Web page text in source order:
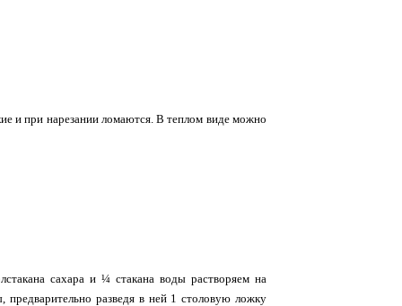
и при нарезании ломаются. В теплом виде можно
сахара и ¼ стакана воды растворяем на
предварительно разведя в ней 1 столовую ложку